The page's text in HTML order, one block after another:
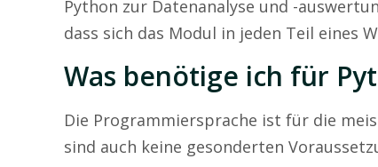
Python zur Datenanalyse und -
dass sich das Modul in jeden Teil eines
Was benötige ich für
Die Programmiersprache ist für die
sind auch keine gesonderten